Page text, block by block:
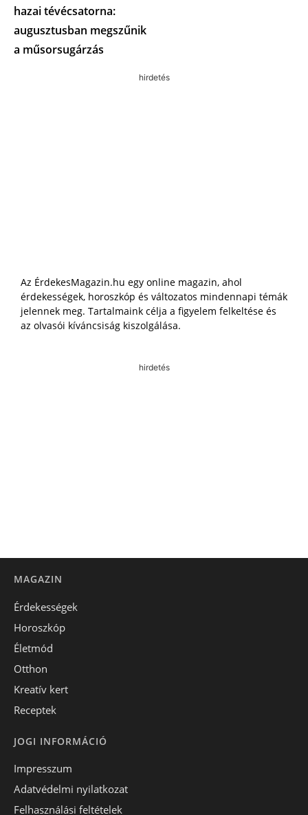
hazai tévécsatorna:
augusztusban megszűnik
a műsorsugárzás
hirdetés
Az ÉrdekesMagazin.hu egy online magazin, ahol
érdekességek, horoszkóp és változatos mindennapi témák
jelennek meg. Tartalmaink célja a figyelem felkeltése és
az olvasói kíváncsiság kiszolgálása.
hirdetés
MAGAZIN
Érdekességek
Horoszkóp
Életmód
Otthon
Kreatív kert
Receptek
JOGI INFORMÁCIÓ
Impresszum
Adatvédelmi nyilatkozat
Felhasználási feltételek